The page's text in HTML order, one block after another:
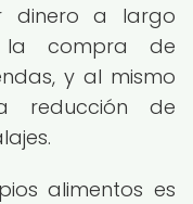
dinero a largo
compra de
y al mismo
reducción de
alimentos es